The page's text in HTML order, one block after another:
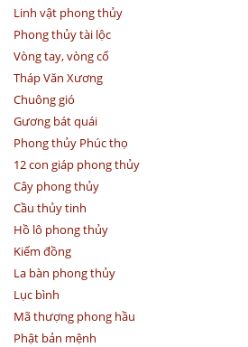
Linh vật phong thủy
Phong thủy tài lộc
Vòng tay, vòng cổ
Tháp Văn Xương
Chuông gió
Gương bát quái
Phong thủy Phúc thọ
12 con giáp phong thủy
Cây phong thủy
Cầu thủy tinh
Hồ lô phong thủy
Kiếm đồng
La bàn phong thủy
Lục bình
Mã thượng phong hầu
Phật bản mệnh